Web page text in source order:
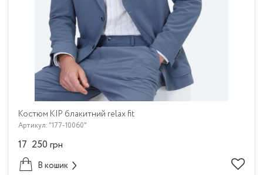
Костюм KIP блакитний relax fit
Артикул: "177-10060"
17 250грн
В кошик